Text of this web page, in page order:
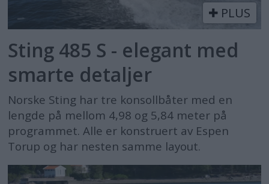
PLUS
Sting 485 S - elegant med
smarte detaljer
Norske Sting har tre konsollbåter med en
lengde på mellom 4,98 og 5,84 meter på
programmet. Alle er konstruert av Espen
Torup og har nesten samme layout.